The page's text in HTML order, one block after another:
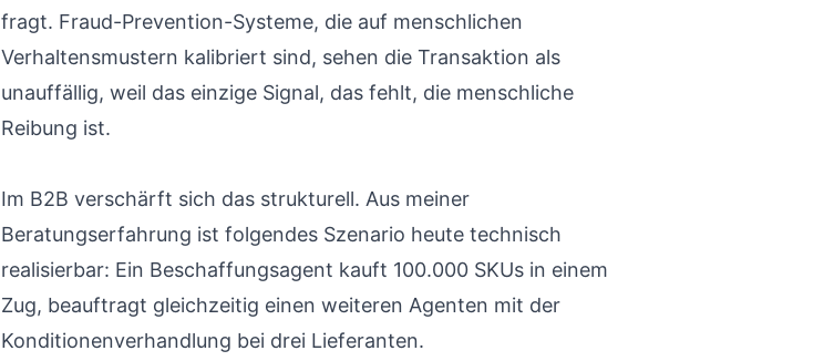
fragt. Fraud-Prevention-Systeme, die auf menschlichen
Verhaltensmustern kalibriert sind, sehen die Transaktion als
unauffällig, weil das einzige Signal, das fehlt, die menschliche
Reibung ist.
Im B2B verschärft sich das strukturell. Aus meiner
Beratungserfahrung ist folgendes Szenario heute technisch
realisierbar: Ein Beschaffungsagent kauft 100.000 SKUs in einem
Zug, beauftragt gleichzeitig einen weiteren Agenten mit der
Konditionenverhandlung bei drei Lieferanten.